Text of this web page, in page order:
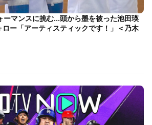
ーマンスに挑む…頭から墨を被った池田瑛
ー「アーティスティックです！」＜乃木